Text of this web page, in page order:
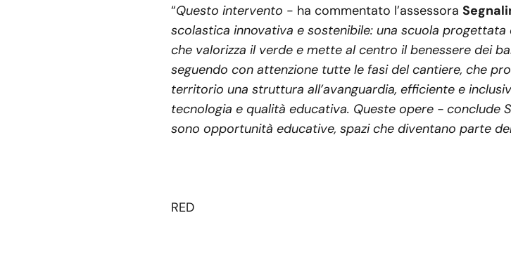
“Questo intervento - ha commentato l’assessora
scolastica innovativa e sostenibile: una scuola
che valorizza il verde e mette al centro il benessere dei
seguendo con attenzione tutte le fasi del cantiere, che
territorio una struttura all’avanguardia, efficiente e
tecnologia e qualità educativa. Queste opere - conclude
sono opportunità educative, spazi che diventano parte
RED